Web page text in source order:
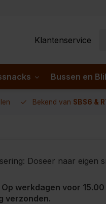
Klantenservice
Bussen en
Bekend van SBS6 &
Doseer naar eigen
Op werkdagen voor
verzonden.